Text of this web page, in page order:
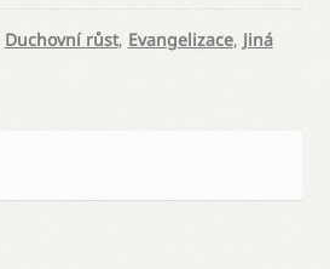
Duchovní růst, Evangelizace, Jiná